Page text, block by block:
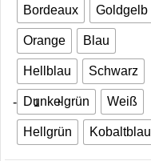
Bordeaux Goldgelb
Orange Blau
Hellblau Schwarz
Dunkelgrün Weiß
Hellgrün Kobaltblau